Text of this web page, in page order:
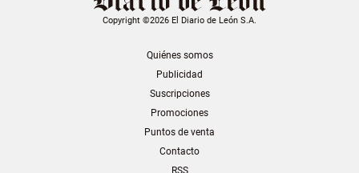
Copyright ©2026 El Diario de León S.A.
Quiénes somos
Publicidad
Suscripciones
Promociones
Puntos de venta
Contacto